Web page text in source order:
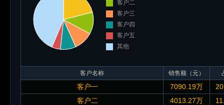
客户二
客户三
客户四
客户五
其他
客户名称 销售额（元）
客户一 7090.19万
客户二
4013.27万